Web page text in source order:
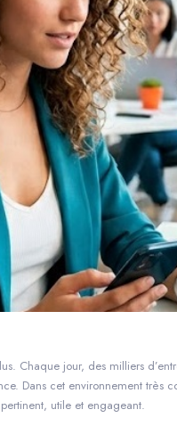
Chaque jour, des milliers
Dans cet environnement très
utile et engageant.